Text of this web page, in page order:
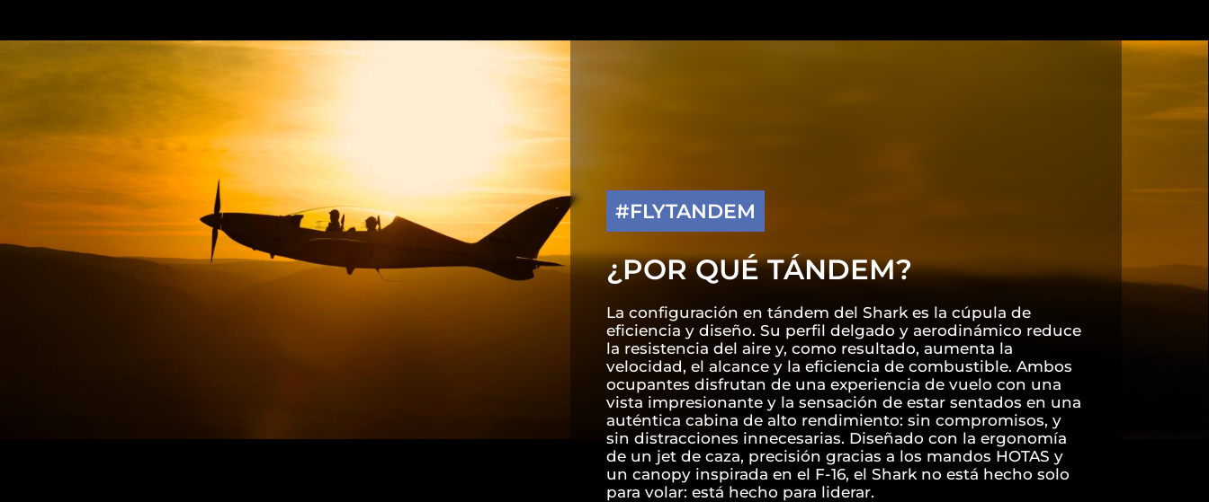
#FLYTANDEM
¿POR QUÉ TÁNDEM?
La configuración en tándem del Shark es la cúpula de
eficiencia y diseño. Su perfil delgado y aerodinámico reduce
la resistencia del aire y, como resultado, aumenta la
velocidad, el alcance y la eficiencia de combustible. Ambos
ocupantes disfrutan de una experiencia de vuelo con una
vista impresionante y la sensación de estar sentados en una
auténtica cabina de alto rendimiento: sin compromisos, y
sin distracciones innecesarias. Diseñado con la ergonomía
de un jet de caza, precisión gracias a los mandos HOTAS y
un canopy inspirada en el F-16, el Shark no está hecho solo
para volar: está hecho para liderar.